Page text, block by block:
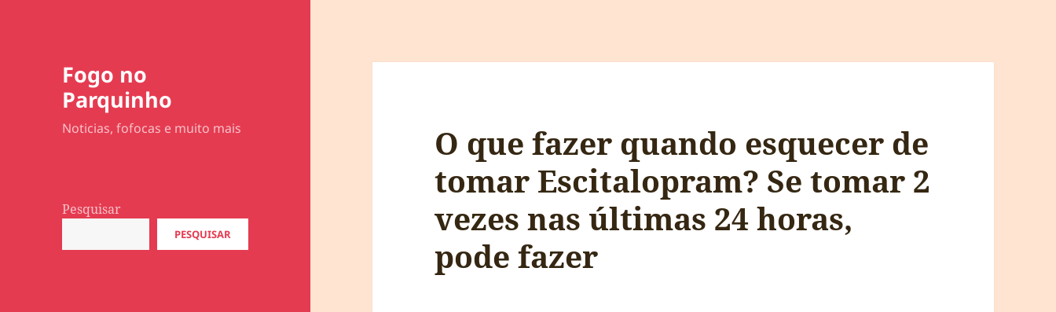
Fogo no
Parquinho
Noticias, fofocas e muito mais
Pesquisar
PESQUISAR
O que fazer quando esquecer de
tomar Escitalopram? Se tomar 2
vezes nas últimas 24 horas,
pode fazer